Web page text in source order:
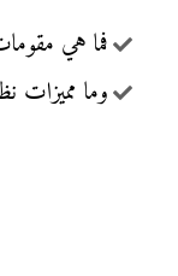
فما هي
وما مميزات